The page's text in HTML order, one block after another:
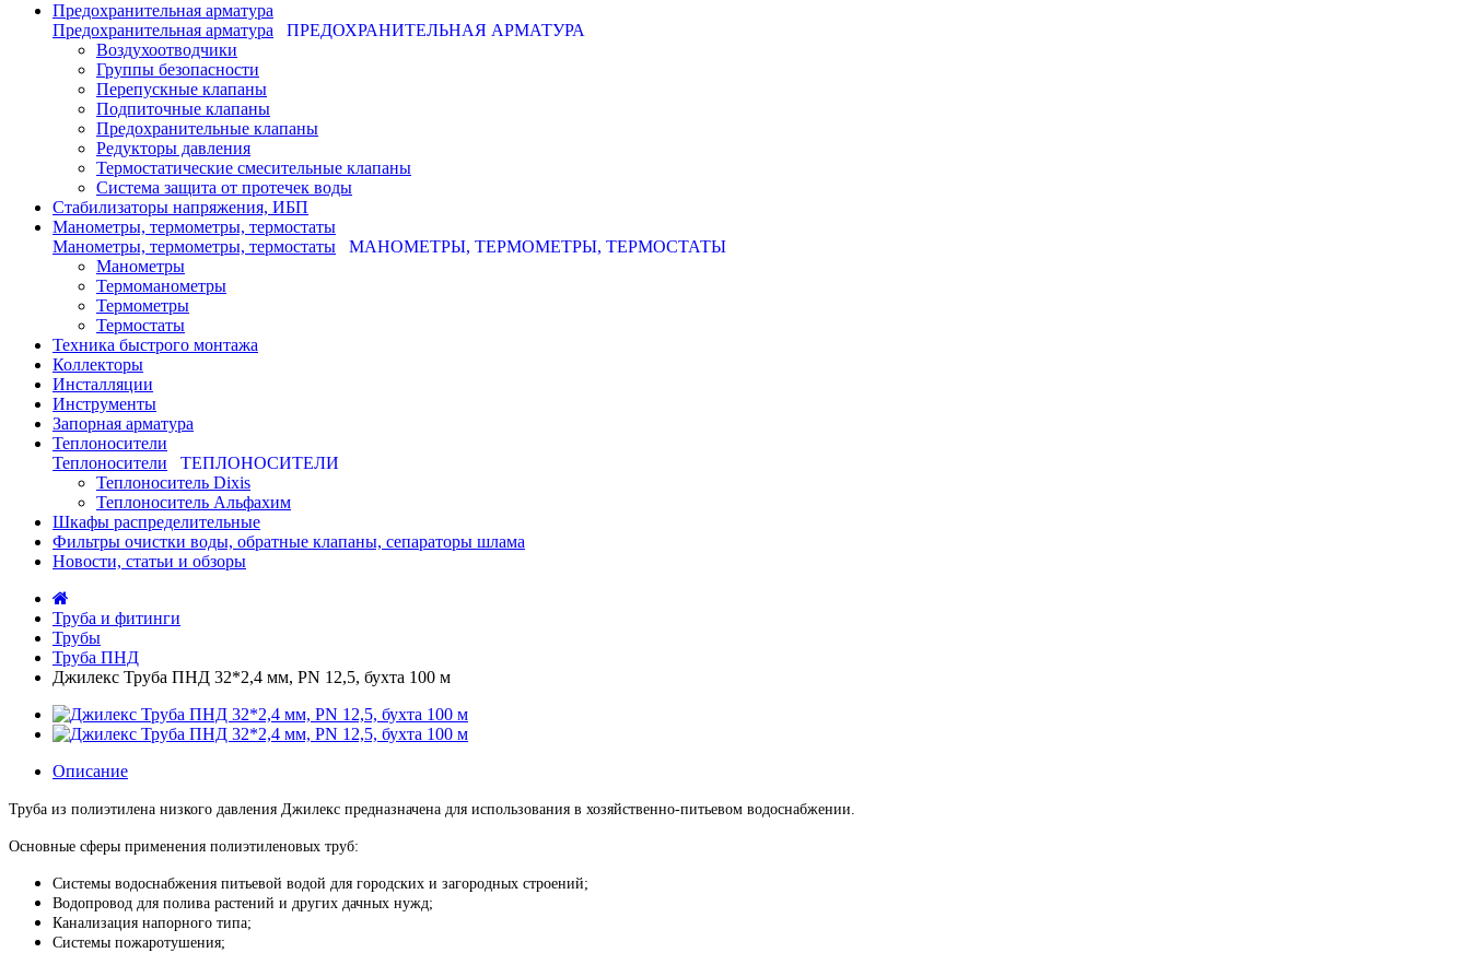
Предохранительная арматура
Предохранительная арматура
ПРЕДОХРАНИТЕЛЬНАЯ АРМАТУРА
Воздухоотводчики
Группы безопасности
Перепускные клапаны
Подпиточные клапаны
Предохранительные клапаны
Редукторы давления
Термостатические смесительные клапаны
Система защита от протечек воды
Стабилизаторы напряжения, ИБП
Манометры, термометры, термостаты
Манометры, термометры, термостаты
МАНОМЕТРЫ, ТЕРМОМЕТРЫ, ТЕРМОСТАТЫ
Манометры
Термоманометры
Термометры
Термостаты
Техника быстрого монтажа
Коллекторы
Инсталляции
Инструменты
Запорная арматура
Теплоносители
Теплоносители
ТЕПЛОНОСИТЕЛИ
Теплоноситель Dixis
Теплоноситель Альфахим
Шкафы распределительные
Фильтры очистки воды, обратные клапаны, сепараторы шлама
Новости, статьи и обзоры
Труба и фитинги
Трубы
Труба ПНД
Джилекс Труба ПНД 32*2,4 мм, PN 12,5, бухта 100 м
Описание
Труба из полиэтилена низкого давления Джилекс предназначена для использования в хозяйственно-питьевом водоснабжении.
Основные сферы применения полиэтиленовых труб:
Системы водоснабжения питьевой водой для городских и загородных строений;
Водопровод для полива растений и других дачных нужд;
Канализация напорного типа;
Системы пожаротушения;